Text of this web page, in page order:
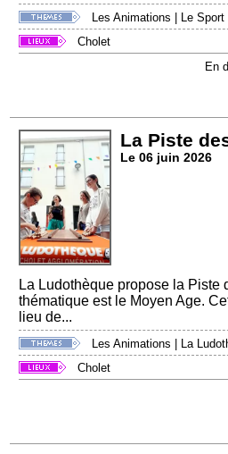
Les Animations Le Sport
Cholet
En
La Piste
Le 06 juin 2026
La Ludothèque propose la Piste
thématique est le Moyen Age.
lieu de...
Les Animations | La
Cholet